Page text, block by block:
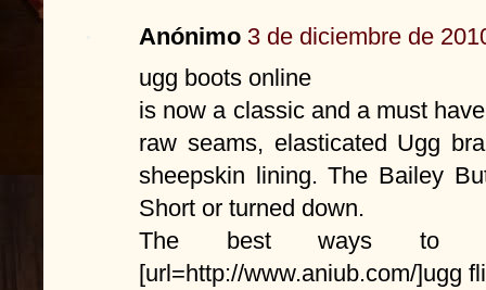
Anónimo 3 de diciembre de
ugg boots online
is now a classic and a must
raw seams, elasticated Ugg
sheepskin lining. The Bailey
Short or turned down.
The best ways to
[url=http://www.aniub.com/]ugg